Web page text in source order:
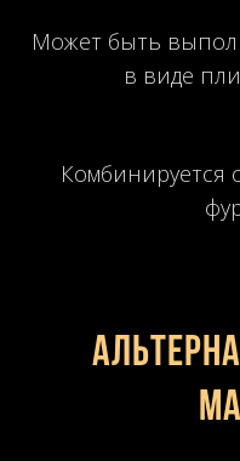
Может быть
в виде
Комбинируется